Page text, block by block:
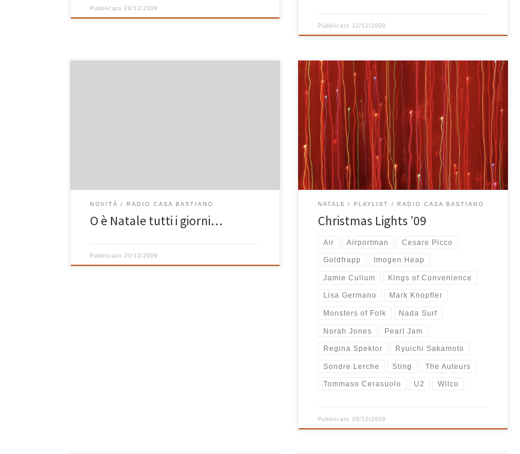
Pubblicato24/12/2009
Pubblicato22/12/2009
NOVITÀ RADIO CASA BASTIANO
O è Natale tutti i giorni…
Pubblicato20/12/2009
Come ogni anno, ecco a voi la playlist di Natale di
Casa Bastiano! Auguri Auguri Auguri Auguri Auguri Auguri
Auguri Auguri Auguri Auguri Auguri Auguri Auguri Auguri
Auguri Auguri Auguri Auguri Auguri Auguri Auguri Auguri
Auguri Auguri Auguri Auguri Auguri Auguri Auguri Auguri
Auguri Auguri Auguri Auguri Auguri Auguri Auguri […]
NATALE PLAYLIST RADIO CASA BASTIANO
Christmas Lights ’09
Air Airportman Cesare Picco
Goldfrapp Imogen Heap
Jamie Cullum Kings of Convenience
Lisa Germano Mark Knopfler
Monsters of Folk Nada Surf
Norah Jones Pearl Jam
Regina Spektor Ryuichi Sakamoto
Sondre Lerche Sting The Auteurs
Tommaso Cerasuolo U2 Wilco
Pubblicato20/12/2009